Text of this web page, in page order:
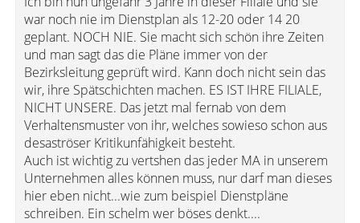
war noch nie im Dienstplan als 12-20 oder 14 20
geplant. NOCH NIE. Sie macht sich schön ihre Zeiten
und man sagt das die Pläne immer von der
Bezirksleitung geprüft wird. Kann doch nicht sein das
wir, ihre Spätschichten machen. ES IST IHRE FILIALE,
NICHT UNSERE. Das jetzt mal fernab von dem
Verhaltensmuster von ihr, welches sowieso schon aus
desaströser Kritikunfähigkeit besteht.
Auch ist wichtig zu vertshen das jeder MA in unserem
Unternehmen alles können muss, nur darf man dieses
hier eben nicht...wie zum beispiel Dienstpläne
schreiben. Ein schelm wer böses denkt....